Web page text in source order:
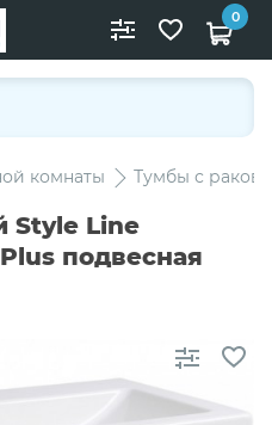
0
комнаты Тумбы с
Style Line
подвесная